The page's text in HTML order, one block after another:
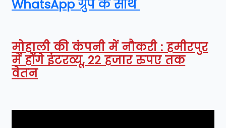
WhatsApp ग्रुप के साथ
मोहाली की कंपनी में नौकरी : हमीरपुर
में होंगे इंटरव्यू, 22 हजार रुपए तक
वेतन